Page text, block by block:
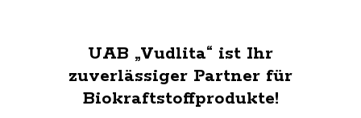
UAB „Vudlita“ ist Ihr
zuverlässiger Partner für
Biokraftstoffprodukte!